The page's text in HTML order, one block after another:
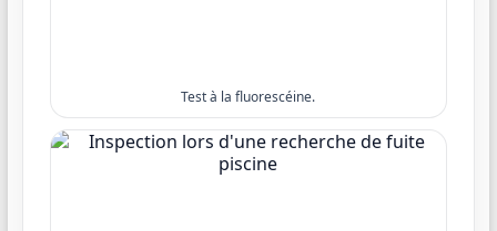
Test à la fluorescéine.